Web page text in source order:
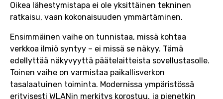
Oikea lähestymistapa ei ole yksittäinen tekninen
ratkaisu, vaan kokonaisuuden ymmärtäminen.
Ensimmäinen vaihe on tunnistaa, missä kohtaa
verkkoa ilmiö syntyy – ei missä se näkyy. Tämä
edellyttää näkyvyyttä päätelaitteista sovellustasolle.
Toinen vaihe on varmistaa paikallisverkon
tasalaatuinen toiminta. Modernissa ympäristössä
erityisesti WLANin merkitys korostuu, ja pienetkin